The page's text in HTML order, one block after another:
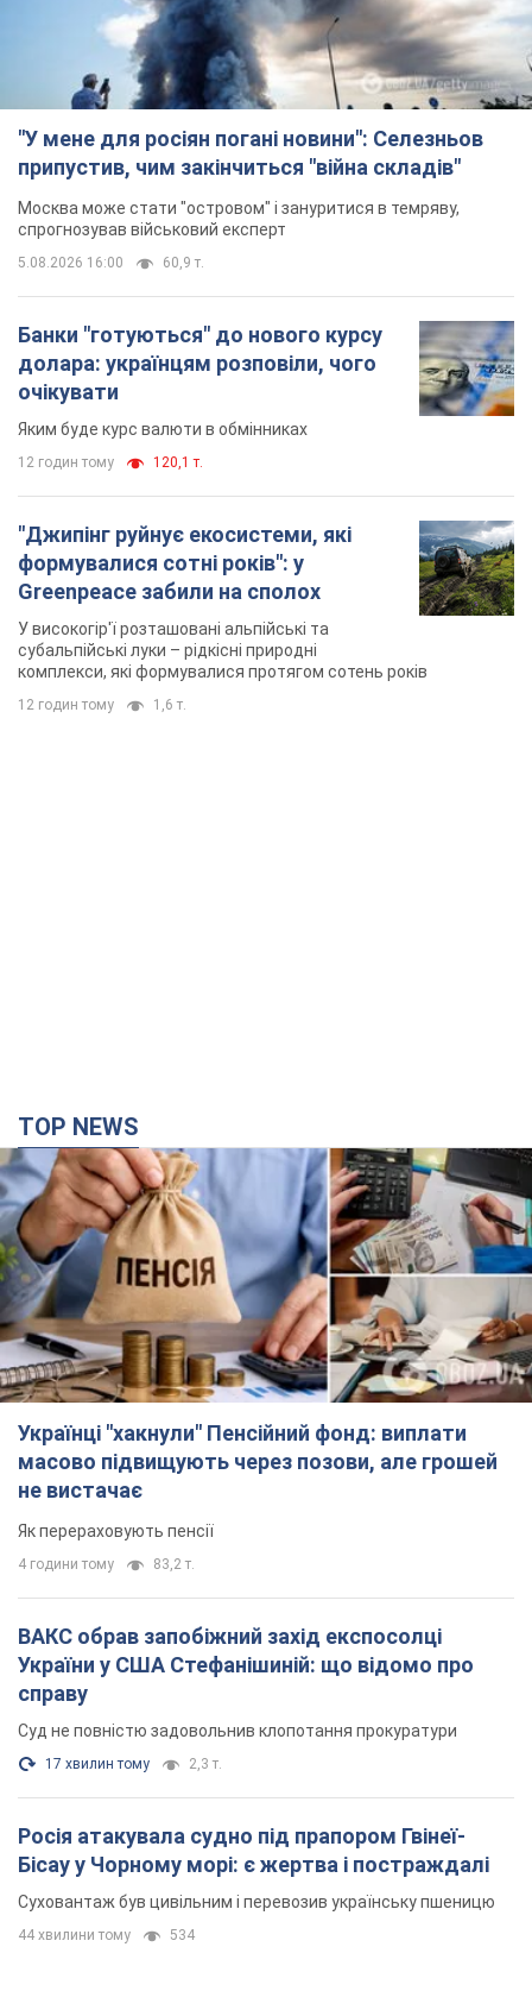
"У мене для росіян погані новини": Селезньов
припустив, чим закінчиться "війна складів"
Москва може стати "островом" і зануритися в темряву,
спрогнозував військовий експерт
5.08.2026 16:00 60,9 т.
Банки "готуються" до нового курсу
долара: українцям розповіли, чого
очікувати
Яким буде курс валюти в обмінниках
12 годин тому 120,1 т.
"Джипінг руйнує екосистеми, які
формувалися сотні років": у
Greenpeace забили на сполох
У високогір'ї розташовані альпійські та
субальпійські луки – рідкісні природні
комплекси, які формувалися протягом сотень років
12 годин тому 1,6 т.
TOP NEWS
Українці "хакнули" Пенсійний фонд: виплати
масово підвищують через позови, але грошей
не вистачає
Як перераховують пенсії
4 години тому 83,2 т.
ВАКС обрав запобіжний захід експосолці
України у США Стефанішиній: що відомо про
справу
Суд не повністю задовольнив клопотання прокуратури
17 хвилин тому 2,3 т.
Росія атакувала судно під прапором Гвінеї-
Бісау у Чорному морі: є жертва і постраждалі
Суховантаж був цивільним і перевозив українську пшеницю
44 хвилини тому 534